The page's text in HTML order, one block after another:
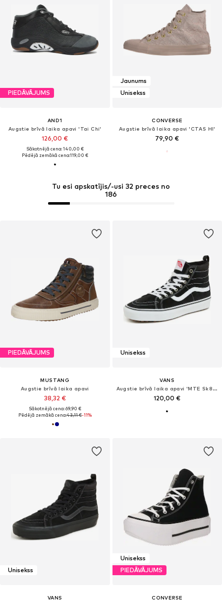
PIEDĀVĀJUMS
AND1
Augstie brīvā laika apavi 'Tai Chi'
126,00 €
Sākotnējā cena: 140,00 €
Pēdējā zemākā cena:119,00 €
Tu esi apskatījis/-usi 32 preces no
186
Jaunums
Unisekss
CONVERSE
Augstie brīvā laika apavi 'CTAS HI'
79,90 €
PIEDĀVĀJUMS
MUSTANG
Augstie brīvā laika apavi
38,32 €
Sākotnējā cena: 69,90 €
Pēdējā zemākā cena:43,11 €-11%
Unisekss
VANS
Augstie brīvā laika apavi 'MTE Sk8-Hi'
120,00 €
Unisekss
VANS
Unisekss
PIEDĀVĀJUMS
CONVERSE